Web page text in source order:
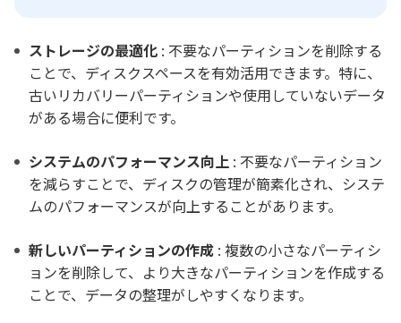
ストレージの最適化 : 不要なパーティションを削除する
ことで、ディスクスペースを有効活用できます。特に、
古いリカバリーパーティションや使用していないデータ
がある場合に便利です。
システムのパフォーマンス向上 : 不要なパーティション
を減らすことで、ディスクの管理が簡素化され、システ
ムのパフォーマンスが向上することがあります。
新しいパーティションの作成 : 複数の小さなパーティシ
ョンを削除して、より大きなパーティションを作成する
ことで、データの整理がしやすくなります。